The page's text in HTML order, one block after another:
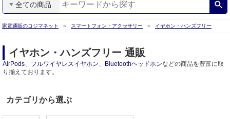
全ての商品
家電通販のコジマネット スマートフォン・アクセサリー イヤホン・ハンズフリー
イヤホン・ハンズフリー 通販
AirPods、 フルワイヤレスイヤホン、 Bluetoothヘッドホンなどの商品を豊富に取
り揃えております。
カテゴリから選ぶ